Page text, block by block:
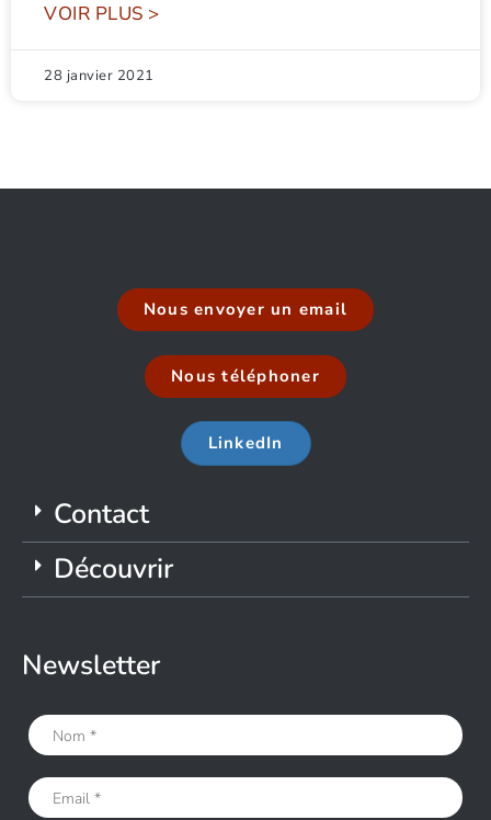
VOIR PLUS >
28 janvier 2021
Nous envoyer un email
Nous téléphoner
LinkedIn
Contact
Découvrir
Newsletter